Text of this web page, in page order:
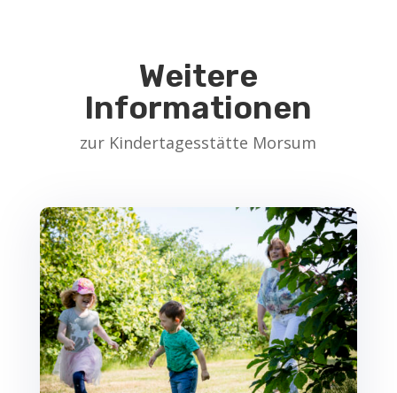
Weitere
Informationen
zur Kindertagesstätte Morsum